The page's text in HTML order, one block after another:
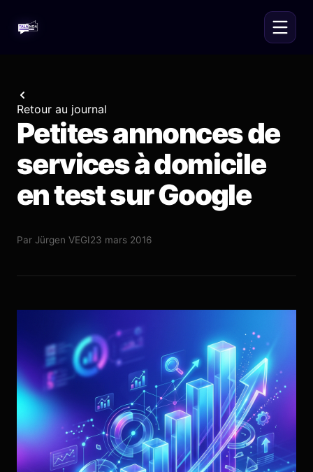
Retour au journal
Petites annonces de
services à domicile
en test sur Google
Par Jürgen VEGI23 mars 2016